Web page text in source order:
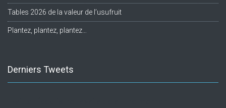
Tables 2026 de la valeur de l’usufruit
Plantez, plantez, plantez…
Derniers Tweets